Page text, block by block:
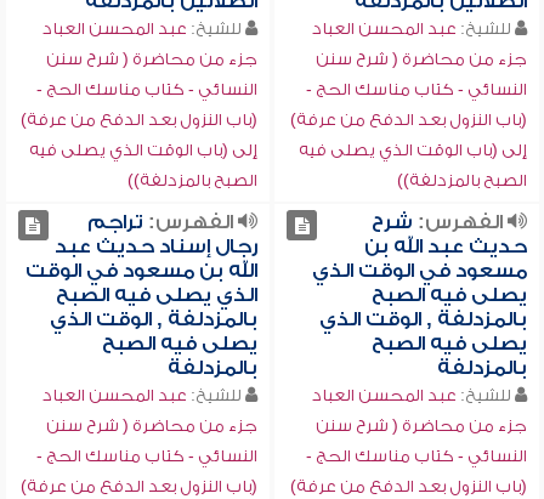
للشيخ: عبد المحسن العباد
جزء من محاضرة ( شرح سنن
النسائي - كتاب مناسك الحج -
(باب النزول بعد الدفع من عرفة)
إلى (باب الوقت الذي يصلى فيه
الصبح بالمزدلفة))
للشيخ: عبد المحسن العباد
جزء من محاضرة ( شرح سنن
النسائي - كتاب مناسك الحج -
(باب النزول بعد الدفع من عرفة)
إلى (باب الوقت الذي يصلى فيه
الصبح بالمزدلفة))
الفهرس: شرح
حديث عبد الله بن
مسعود في الوقت الذي
يصلى فيه الصبح
بالمزدلفة , الوقت الذي
يصلى فيه الصبح
بالمزدلفة
للشيخ: عبد المحسن العباد
جزء من محاضرة ( شرح سنن
النسائي - كتاب مناسك الحج -
(باب النزول بعد الدفع من عرفة)
الفهرس: تراجم
رجال إسناد حديث عبد
الله بن مسعود في الوقت
الذي يصلى فيه الصبح
بالمزدلفة , الوقت الذي
يصلى فيه الصبح
بالمزدلفة
للشيخ: عبد المحسن العباد
جزء من محاضرة ( شرح سنن
النسائي - كتاب مناسك الحج -
(باب النزول بعد الدفع من عرفة)